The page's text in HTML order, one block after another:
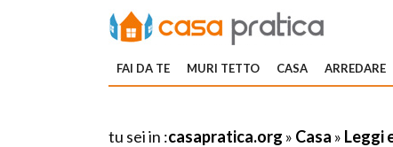
FAI DA TE MURI TETTO CASA ARREDARE
tu sei in :casapratica.org » Casa » Leggi